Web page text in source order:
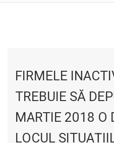
FIRMELE
TREBUIE SĂ
MARTIE 2018 O
LOCUL